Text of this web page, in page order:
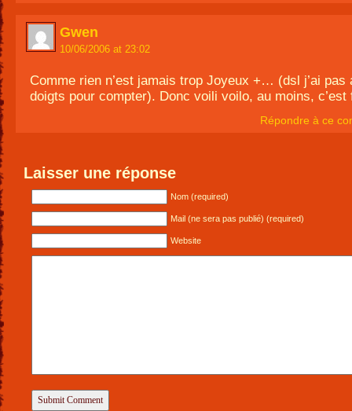
Gwen
10/06/2006 at 23:02
Comme rien n’est jamais trop Joyeux +… (dsl j’ai pas
doigts pour compter). Donc voili voilo, au moins, c’est
Répondre à ce
Laisser une réponse
Nom (required)
Mail (ne sera pas publié) (required)
Website